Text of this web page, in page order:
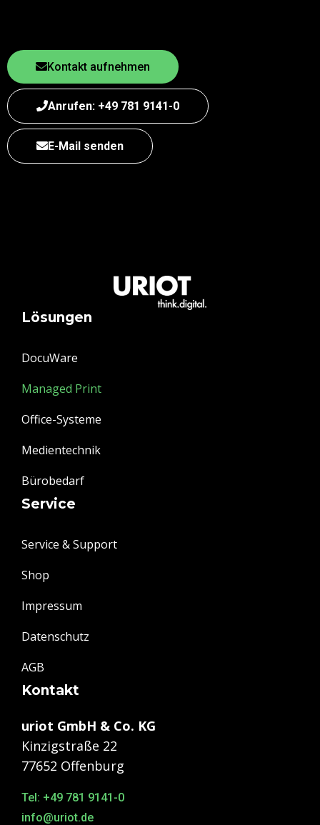
Kontakt aufnehmen
Anrufen: +49 781 9141-0
E-Mail senden
Lösungen
DocuWare
Managed Print
Office-Systeme
Medientechnik
Bürobedarf
Service
Service & Support
Shop
Impressum
Datenschutz
AGB
Kontakt
uriot GmbH & Co. KG
Kinzigstraße 22
77652 Offenburg
Tel: +49 781 9141-0
info@uriot.de